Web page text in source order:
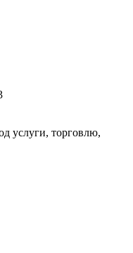
услуги, торговлю,